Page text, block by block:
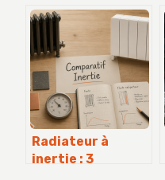
semaines pour
transformer un
espace brut en
bureau
opérationnel
Radiateur à
inertie : 3